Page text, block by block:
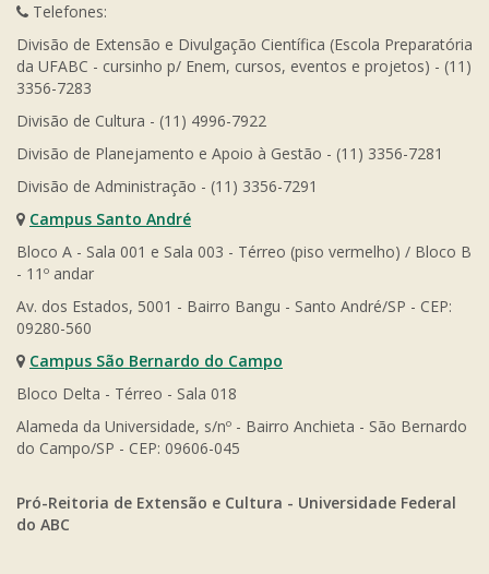
Telefones:
Divisão de Extensão e Divulgação Científica (Escola Preparatória
da UFABC - cursinho p/ Enem, cursos, eventos e projetos) - (11)
3356-7283
Divisão de Cultura - (11) 4996-7922
Divisão de Planejamento e Apoio à Gestão - (11) 3356-7281
Divisão de Administração - (11) 3356-7291
Campus Santo André
Bloco A - Sala 001 e Sala 003 - Térreo (piso vermelho) / Bloco B
- 11º andar
Av. dos Estados, 5001 - Bairro Bangu - Santo André/SP - CEP:
09280-560
Campus São Bernardo do Campo
Bloco Delta - Térreo - Sala 018
Alameda da Universidade, s/nº - Bairro Anchieta - São Bernardo
do Campo/SP - CEP: 09606-045
Pró-Reitoria de Extensão e Cultura - Universidade Federal
do ABC